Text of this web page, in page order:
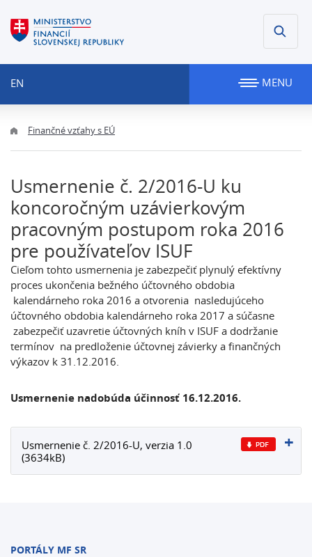
EN MENU
Finančné vzťahy s EÚ
Usmernenie č. 2/2016-U ku
koncoročným uzávierkovým
pracovným postupom roka 2016
pre používateľov ISUF
Cieľom tohto usmernenia je zabezpečiť plynulý efektívny
proces ukončenia bežného účtovného obdobia
kalendárneho roka 2016 a otvorenia nasledujúceho
účtovného obdobia kalendárneho roka 2017 a súčasne
zabezpečiť uzavretie účtovných kníh v ISUF a dodržanie
termínov na predloženie účtovnej závierky a finančných
výkazov k 31.12.2016.
Usmernenie nadobúda účinnosť 16.12.2016.
Usmernenie č. 2/2016-U, verzia 1.0
(3634kB)
PORTÁLY MF SR